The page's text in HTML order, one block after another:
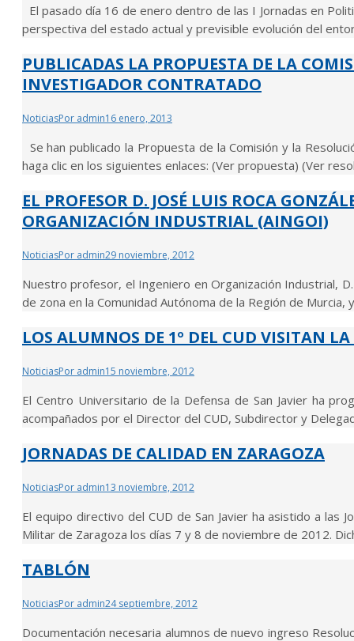
El pasado día 16 de enero dentro de las I Jornadas en
perspectiva del estado actual y previsible evolución del
PUBLICADAS LA PROPUESTA DE LA
INVESTIGADOR CONTRATADO
NoticiasPor admin16 enero, 2013
Se han publicado la Propuesta de la Comisión y la
haga clic en los siguientes enlaces: (Ver propuesta) (Ver
EL PROFESOR D. JOSÉ LUIS ROCA
ORGANIZACIÓN INDUSTRIAL (AINGOI)
NoticiasPor admin29 noviembre, 2012
Nuestro profesor, el Ingeniero en Organización Industrial,
de zona en la Comunidad Autónoma de la Región de
LOS ALUMNOS DE 1º DEL CUD VISITAN
NoticiasPor admin15 noviembre, 2012
El Centro Universitario de la Defensa de San Javier ha
acompañados por el Director del CUD, Subdirector y
JORNADAS DE CALIDAD EN ZARAGOZA
NoticiasPor admin13 noviembre, 2012
El equipo directivo del CUD de San Javier ha asistido a las
Militar de Zaragoza los días 7 y 8 de noviembre de 2012.
TABLÓN
NoticiasPor admin24 septiembre, 2012
Documentación necesaria alumnos de nuevo ingreso